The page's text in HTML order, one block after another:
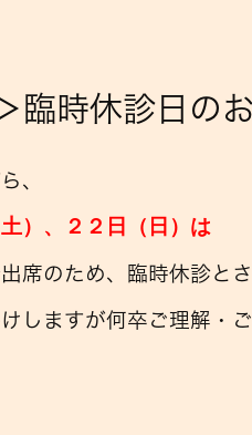
臨時休診日の
、
）、２２日（日） は
席のため、臨時休診と
しますが何卒ご理解・